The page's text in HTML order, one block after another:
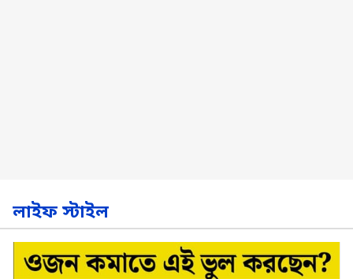
লাইফ স্টাইল